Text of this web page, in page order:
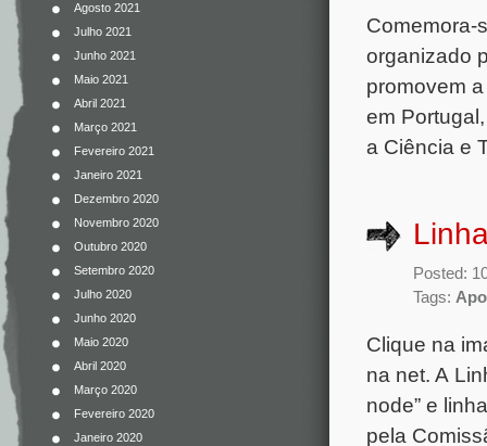
Agosto 2021
Julho 2021
Junho 2021
Maio 2021
Abril 2021
Março 2021
Fevereiro 2021
Janeiro 2021
Dezembro 2020
Novembro 2020
Outubro 2020
Setembro 2020
Julho 2020
Junho 2020
Maio 2020
Abril 2020
Março 2020
Fevereiro 2020
Janeiro 2020
Comemora-
organizado
promovem
em
a Ciência e
Posted:
Tags:
Clique na
na net. A
node” e
pela